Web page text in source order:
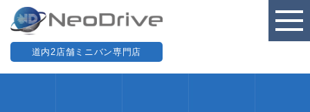
道内2店舗ミニバン専門店